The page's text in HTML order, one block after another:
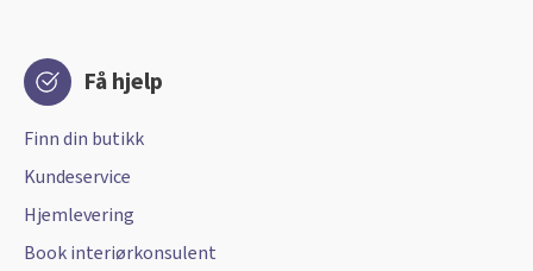
Få hjelp
Finn din butikk
Kundeservice
Hjemlevering
Book interiørkonsulent